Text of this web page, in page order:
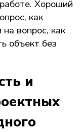
Хороший
как
вопрос, как
объект без
и